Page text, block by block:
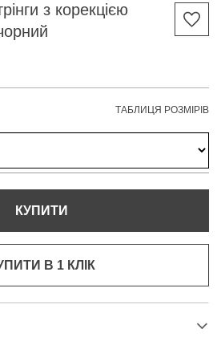
з корекцією
ТАБЛИЦЯ РОЗМІРІВ
КУПИТИ
В 1 КЛIК